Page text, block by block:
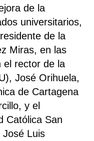
de la
universitarios,
de la
Miras, en las
el rector de la
José Orihuela,
de Cartagena
y el
Católica San
Luis